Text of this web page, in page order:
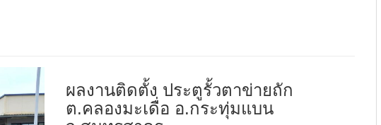
ผลงานติดตั้ง ประตูรั้วตาข่ายถัก
ต.คลองมะเดื่อ อ.กระทุ่มแบน